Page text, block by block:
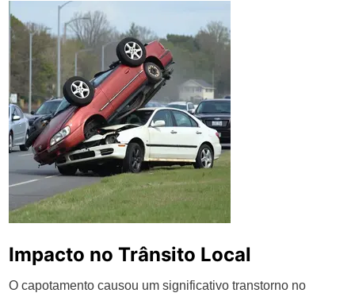
Impacto no Trânsito Local
O capotamento causou um significativo transtorno no